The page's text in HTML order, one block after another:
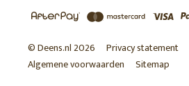
© Deens.nl 2026 Privacy statement
Algemene voorwaarden
Sitemap